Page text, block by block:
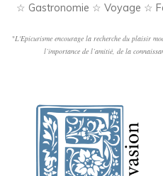
☆ Gastronomie ☆ Voyage ☆
"L'Epicurisme encourage la recherche du plaisir
l’importance de l’amitié, de la